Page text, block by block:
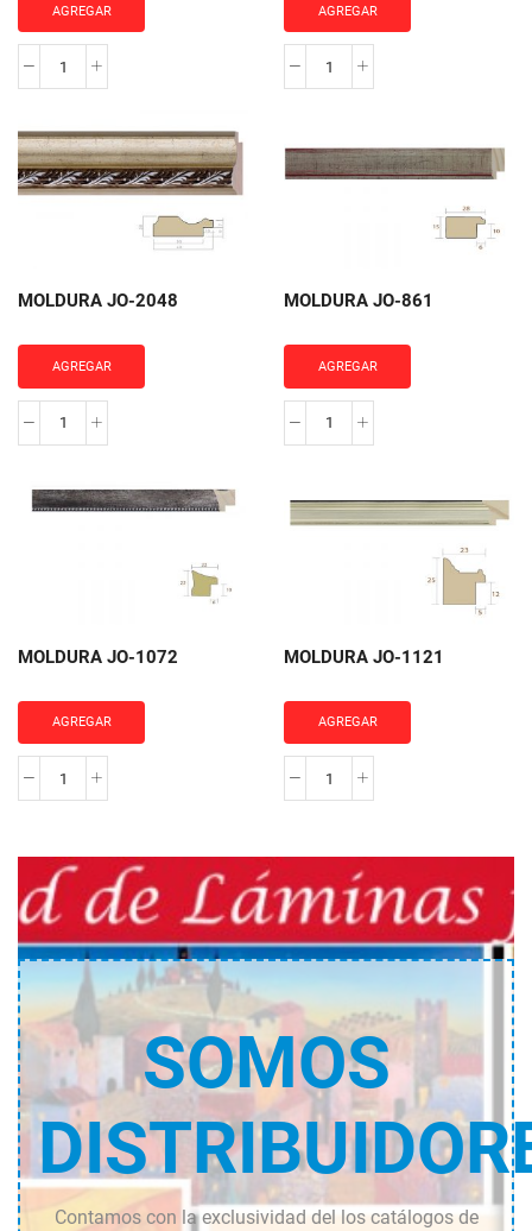
AGREGAR
MOLDURA
870
cantidad
AGREGAR
MOLDURA
cantidad
MOLDURA JO-2048
AGREGAR
MOLDURA
2048
MOLDURA JO-861
AGREGAR
MOLDURA
cantidad
MOLDURA JO-1072
AGREGAR
MOLDURA
cantidad
MOLDURA JO-1121
AGREGAR
MOLDURA
cantidad
SOMOS
Contamos con la exclusividad del los catálogos de